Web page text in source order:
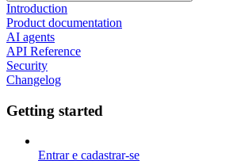
Introduction
Product documentation
AI agents
API Reference
Security
Changelog
Getting started
Entrar e cadastrar-se